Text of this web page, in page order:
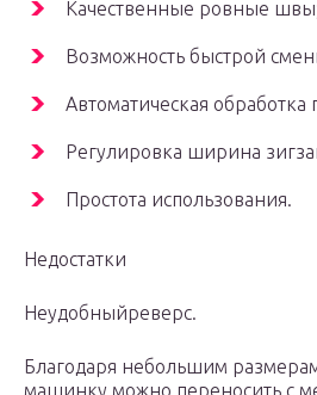
Качественные ровные
Возможность быстрой
Автоматическая обработка
Регулировка ширина
Простота использования.
Недостатки
Неудобныйреверс.
Благодаря небольшим
машинку можно переносить с